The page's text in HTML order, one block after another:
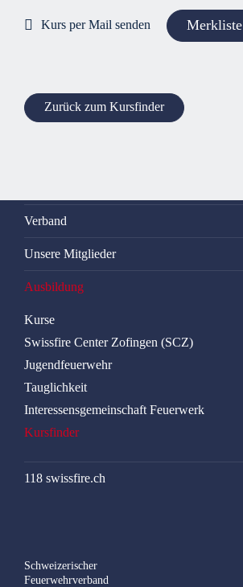
Kurs per Mail senden Merkliste
Zurück zum Kursfinder
Verband
Unsere Mitglieder
Ausbildung
Kurse
Swissfire Center Zofingen (SCZ)
Jugendfeuerwehr
Tauglichkeit
Interessensgemeinschaft Feuerwerk
Kursfinder
118 swissfire.ch
Schweizerischer
Feuerwehrverband